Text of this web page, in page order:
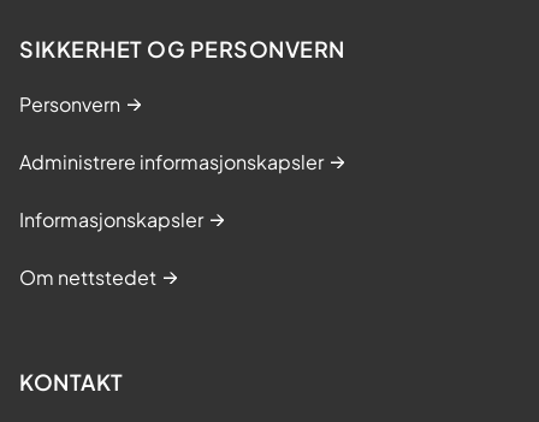
SIKKERHET OG PERSONVERN
Personvern
Administrere informasjonskapsler
Informasjonskapsler
Om nettstedet
KONTAKT